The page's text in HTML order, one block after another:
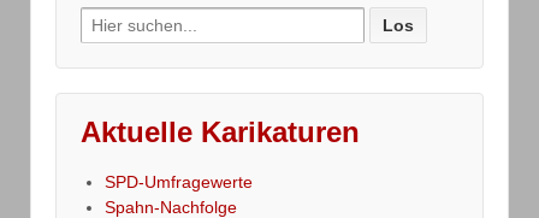
Search
for:
Aktuelle Karikaturen
SPD-Umfragewerte
Spahn-Nachfolge